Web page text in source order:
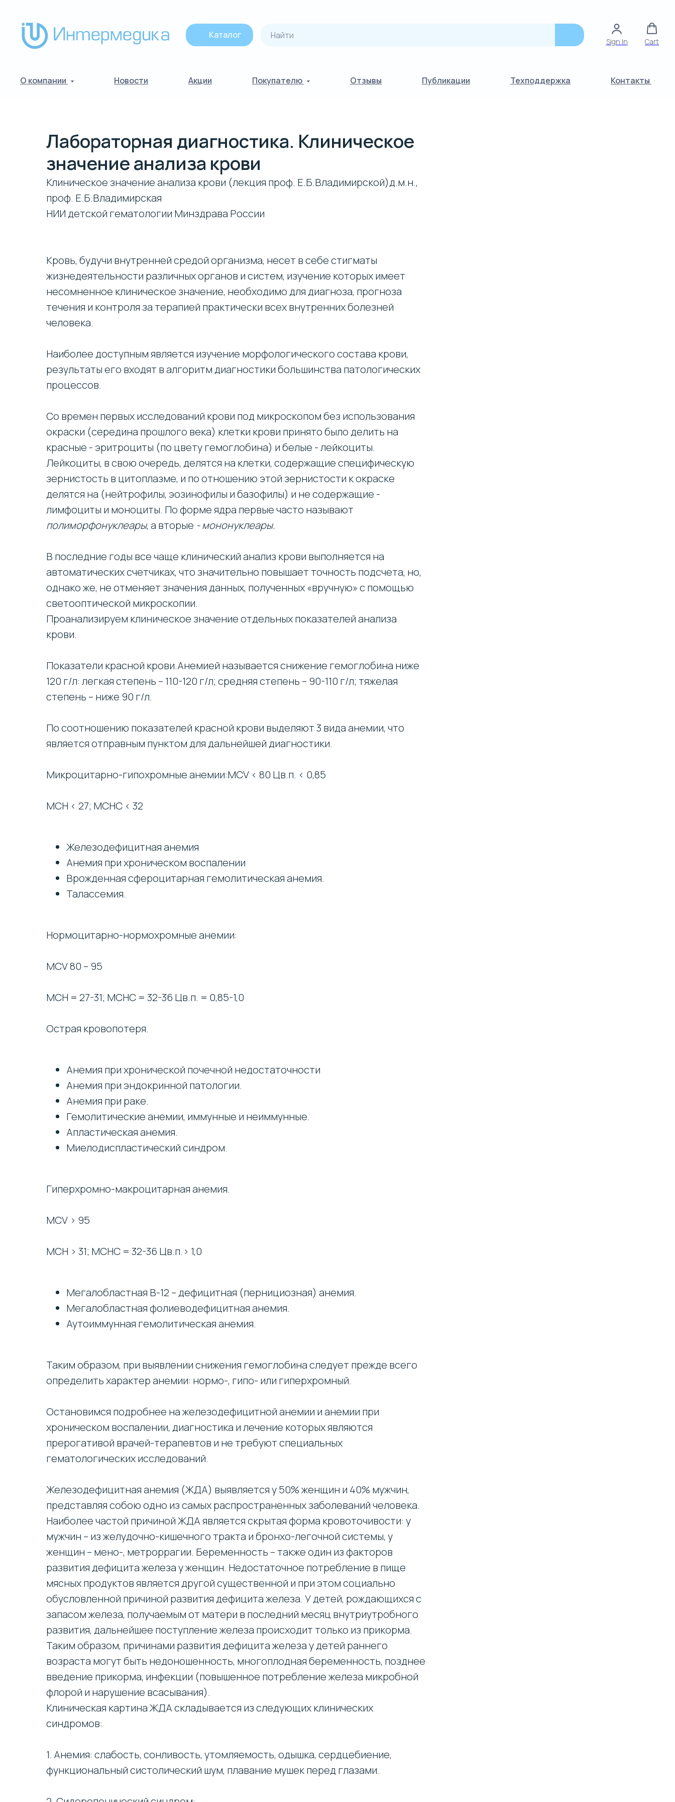
Каталог
Sign In Cart
О компании Новости Акции Покупателю Отзывы Публикации Техподдержка Контакты
Лабораторная диагностика. Клиническое
значение анализа крови
Клиническое значение анализа крови (лекция проф. Е.Б.Владимирской)д.м.н.,
проф. Е.Б.Владимирская
НИИ детской гематологии Минздрава России
Кровь, будучи внутренней средой организма, несет в себе стигматы
жизнедеятельности различных органов и систем, изучение которых имеет
несомненное клиническое значение, необходимо для диагноза, прогноза
течения и контроля за терапией практически всех внутренних болезней
человека.
Наиболее доступным является изучение морфологического состава крови,
результаты его входят в алгоритм диагностики большинства патологических
процессов.
Со времен первых исследований крови под микроскопом без использования
окраски (середина прошлого века) клетки крови принято было делить на
красные - эритроциты (по цвету гемоглобина) и белые - лейкоциты.
Лейкоциты, в свою очередь, делятся на клетки, содержащие специфическую
зернистость в цитоплазме, и по отношению этой зернистости к окраске
делятся на (нейтрофилы, эозинофилы и базофилы) и не содержащие -
лимфоциты и моноциты. По форме ядра первые часто называют
полиморфонуклеары, а вторые - мононуклеары.
В последние годы все чаще клинический анализ крови выполняется на
автоматических счетчиках, что значительно повышает точность подсчета, но,
однако же, не отменяет значения данных, полученных «вручную» с помощью
светооптической микроскопии.
Проанализируем клиническое значение отдельных показателей анализа
крови.
Показатели красной крови.Анемией называется снижение гемоглобина ниже
120 г/л: легкая степень – 110-120 г/л; средняя степень – 90-110 г/л; тяжелая
степень – ниже 90 г/л.
По соотношению показателей красной крови выделяют 3 вида анемии, что
является отправным пунктом для дальнейшей диагностики.
Микроцитарно-гипохромные анемии:MCV < 80 Цв.п. < 0,85
MCH < 27; MCHC < 32
Железодефицитная анемия
Анемия при хроническом воспалении
Врожденная сфероцитарная гемолитическая анемия.
Талассемия.
Нормоцитарно-нормохромные анемии:
MCV 80 – 95
MCH = 27-31; MCHC = 32-36 Цв.п. = 0,85-1,0
Острая кровопотеря.
Анемия при хронической почечной недостаточности
Анемия при эндокринной патологии.
Анемия при раке.
Гемолитические анемии, иммунные и неиммунные.
Апластическая анемия.
Миелодиспластический синдром.
Гиперхромно-макроцитарная анемия.
MCV > 95
MCH > 31; MCHC = 32-36 Цв.п.> 1,0
Мегалобластная В-12 – дефицитная (пернициозная) анемия.
Мегалобластная фолиеводефицитная анемия.
Аутоиммунная гемолитическая анемия.
Таким образом, при выявлении снижения гемоглобина следует прежде всего
определить характер анемии: нормо-, гипо- или гиперхромный.
Остановимся подробнее на железодефицитной анемии и анемии при
хроническом воспалении, диагностика и лечение которых являются
прерогативой врачей-терапевтов и не требуют специальных
гематологических исследований.
Железодефицитная анемия (ЖДА) выявляется у 50% женщин и 40% мужчин,
представляя собою одно из самых распространенных заболеваний человека.
Наиболее частой причиной ЖДА является скрытая форма кровоточивости: у
мужчин – из желудочно-кишечного тракта и бронхо-легочной системы, у
женщин – мено-, метроррагии. Беременность – также один из факторов
развития дефицита железа у женщин. Недостаточное потребление в пище
мясных продуктов является другой существенной и при этом социально
обусловленной причиной развития дефицита железа. У детей, рождающихся с
запасом железа, получаемым от матери в последний месяц внутриутробного
развития, дальнейшее поступление железа происходит только из прикорма.
Таким образом, причинами развития дефицита железа у детей раннего
возраста могут быть недоношенность, многоплодная беременность, позднее
введение прикорма, инфекции (повышенное потребление железа микробной
флорой и нарушение всасывания).
Клиническая картина ЖДА складывается из следующих клинических
синдромов:
1. Анемия: слабость, сонливость, утомляемость, одышка, сердцебиение,
функциональный систолический шум, плавание мушек перед глазами.